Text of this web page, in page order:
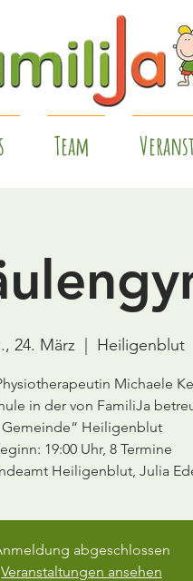
Team
24. März
  |
Heiligenblut
Michaele
in der von FamiliJa
Gemeinde“ Heiligenblut
19:00 Uhr, 8 Termine
abgeschlossen
Veranstaltungen ansehen